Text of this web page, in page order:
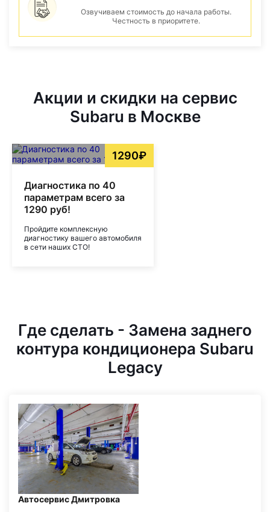
Озвучиваем стоимость до начала работы.
Честность в приоритете.
Акции и скидки на сервис
Subaru в Москве
1290₽
Диагностика по 40
параметрам всего за
1290 руб!
Пройдите комплексную
диагностику вашего автомобиля
в сети наших СТО!
Где сделать - Замена заднего
контура кондиционера Subaru
Legacy
Автосервис Дмитровка